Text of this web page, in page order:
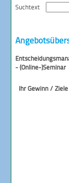
Suchtext
- (Online-)Seminar
Ihr Gewinn / Ziele